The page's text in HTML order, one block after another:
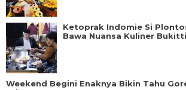
Ketoprak Indomie Si
Bawa Nuansa Kuliner
Weekend Begini Enaknya Bikin Tahu